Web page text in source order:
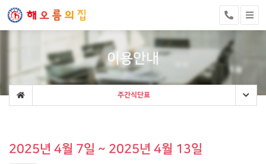
이용안내
주간식단표
2025년 4월 7일 ~ 2025년 4월 13일